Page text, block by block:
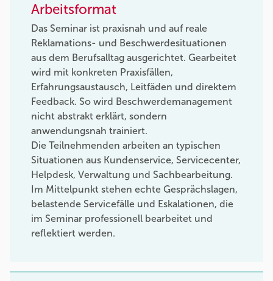
Arbeitsformat
Das Seminar ist praxisnah und auf reale
Reklamations- und Beschwerdesituationen
aus dem Berufsalltag ausgerichtet. Gearbeitet
wird mit konkreten Praxisfällen,
Erfahrungsaustausch, Leitfäden und direktem
Feedback. So wird Beschwerdemanagement
nicht abstrakt erklärt, sondern
anwendungsnah trainiert.
Die Teilnehmenden arbeiten an typischen
Situationen aus Kundenservice, Servicecenter,
Helpdesk, Verwaltung und Sachbearbeitung.
Im Mittelpunkt stehen echte Gesprächslagen,
belastende Servicefälle und Eskalationen, die
im Seminar professionell bearbeitet und
reflektiert werden.